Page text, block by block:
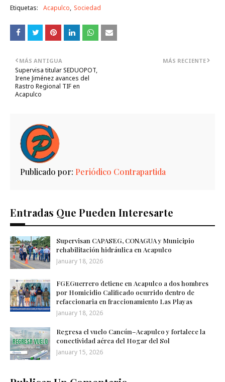
Etiquetas: Acapulco Sociedad
MÁS RECIENTE
MÁS ANTIGUA
Supervisa titular SEDUOPOT,
Irene Jiménez avances del
Rastro Regional TIF en
Acapulco
Publicado por: Periódico Contrapartida
Entradas Que Pueden Interesarte
Supervisan CAPASEG, CONAGUA y Municipio
rehabilitación hidráulica en Acapulco
January 18, 2026
FGEGuerrero detiene en Acapulco a dos hombres
por Homicidio Calificado ocurrido dentro de
refaccionaria en fraccionamiento Las Playas
January 18, 2026
Regresa el vuelo Cancún–Acapulco y fortalece la
conectividad aérea del Hogar del Sol
January 15, 2026